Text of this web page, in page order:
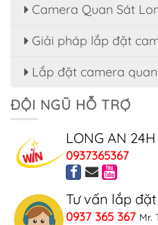
Camera Quan Sát
Giải pháp lắp đặt
Lắp đặt camera
ĐỘI NGŨ HỖ TRỢ
LONG AN 24H
0937365367
Tư vấn lắp đặt
0937 365 367 Mr.